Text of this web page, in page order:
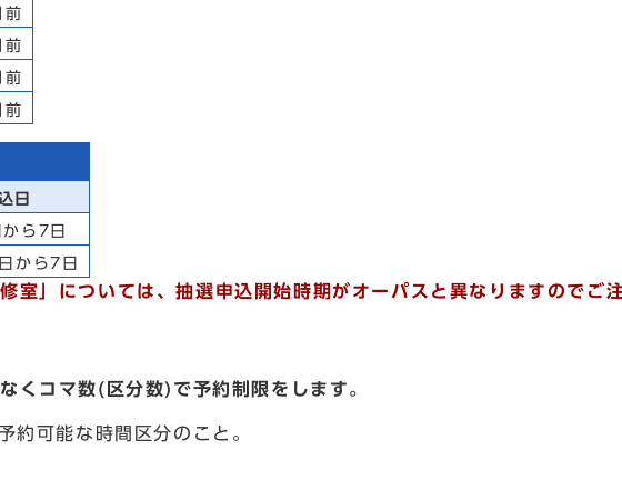
前
前
前
前
日
ら7日
から7日
室」については、抽選申込開始時期がオーパスと異なりますのでご
くコマ数(区分数)で予約制限をします。
約可能な時間区分のこと。